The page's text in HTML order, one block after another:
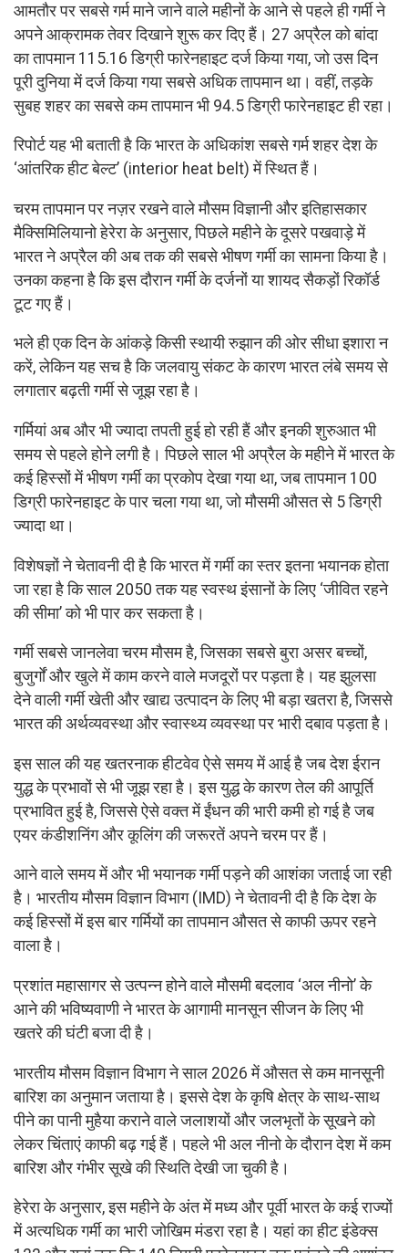
आमतौर पर सबसे गर्म माने जाने वाले महीनों के आने से पहले ही गर्मी ने
अपने आक्रामक तेवर दिखाने शुरू कर दिए हैं। 27 अप्रैल को बांदा
का तापमान 115.16 डिग्री फारेनहाइट दर्ज किया गया, जो उस दिन
पूरी दुनिया में दर्ज किया गया सबसे अधिक तापमान था। वहीं, तड़के
सुबह शहर का सबसे कम तापमान भी 94.5 डिग्री फारेनहाइट ही रहा।
रिपोर्ट यह भी बताती है कि भारत के अधिकांश सबसे गर्म शहर देश के
‘आंतरिक हीट बेल्ट’ (interior heat belt) में स्थित हैं।
चरम तापमान पर नज़र रखने वाले मौसम विज्ञानी और इतिहासकार
मैक्सिमिलियानो हेरेरा के अनुसार, पिछले महीने के दूसरे पखवाड़े में
भारत ने अप्रैल की अब तक की सबसे भीषण गर्मी का सामना किया है।
उनका कहना है कि इस दौरान गर्मी के दर्जनों या शायद सैकड़ों रिकॉर्ड
टूट गए हैं।
भले ही एक दिन के आंकड़े किसी स्थायी रुझान की ओर सीधा इशारा न
करें, लेकिन यह सच है कि जलवायु संकट के कारण भारत लंबे समय से
लगातार बढ़ती गर्मी से जूझ रहा है।
गर्मियां अब और भी ज्यादा तपती हुई हो रही हैं और इनकी शुरुआत भी
समय से पहले होने लगी है। पिछले साल भी अप्रैल के महीने में भारत के
कई हिस्सों में भीषण गर्मी का प्रकोप देखा गया था, जब तापमान 100
डिग्री फारेनहाइट के पार चला गया था, जो मौसमी औसत से 5 डिग्री
ज्यादा था।
विशेषज्ञों ने चेतावनी दी है कि भारत में गर्मी का स्तर इतना भयानक होता
जा रहा है कि साल 2050 तक यह स्वस्थ इंसानों के लिए ‘जीवित रहने
की सीमा’ को भी पार कर सकता है।
गर्मी सबसे जानलेवा चरम मौसम है, जिसका सबसे बुरा असर बच्चों,
बुजुर्गों और खुले में काम करने वाले मजदूरों पर पड़ता है। यह झुलसा
देने वाली गर्मी खेती और खाद्य उत्पादन के लिए भी बड़ा खतरा है, जिससे
भारत की अर्थव्यवस्था और स्वास्थ्य व्यवस्था पर भारी दबाव पड़ता है।
इस साल की यह खतरनाक हीटवेव ऐसे समय में आई है जब देश ईरान
युद्ध के प्रभावों से भी जूझ रहा है। इस युद्ध के कारण तेल की आपूर्ति
प्रभावित हुई है, जिससे ऐसे वक्त में ईंधन की भारी कमी हो गई है जब
एयर कंडीशनिंग और कूलिंग की जरूरतें अपने चरम पर हैं।
आने वाले समय में और भी भयानक गर्मी पड़ने की आशंका जताई जा रही
है। भारतीय मौसम विज्ञान विभाग (IMD) ने चेतावनी दी है कि देश के
कई हिस्सों में इस बार गर्मियों का तापमान औसत से काफी ऊपर रहने
वाला है।
प्रशांत महासागर से उत्पन्न होने वाले मौसमी बदलाव ‘अल नीनो’ के
आने की भविष्यवाणी ने भारत के आगामी मानसून सीजन के लिए भी
खतरे की घंटी बजा दी है।
भारतीय मौसम विज्ञान विभाग ने साल 2026 में औसत से कम मानसूनी
बारिश का अनुमान जताया है। इससे देश के कृषि क्षेत्र के साथ-साथ
पीने का पानी मुहैया कराने वाले जलाशयों और जलभृतों के सूखने को
लेकर चिंताएं काफी बढ़ गई हैं। पहले भी अल नीनो के दौरान देश में कम
बारिश और गंभीर सूखे की स्थिति देखी जा चुकी है।
हेरेरा के अनुसार, इस महीने के अंत में मध्य और पूर्वी भारत के कई राज्यों
में अत्यधिक गर्मी का भारी जोखिम मंडरा रहा है। यहां का हीट इंडेक्स